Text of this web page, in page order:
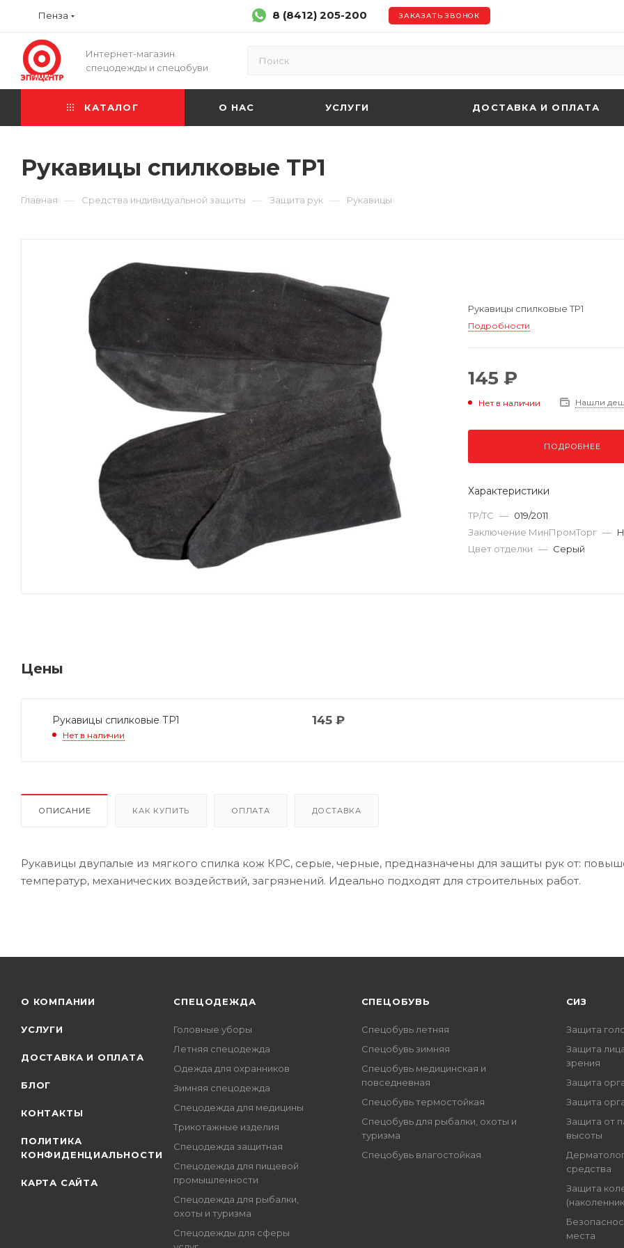
Пенза 8 (8412) 205-200 ЗАКАЗАТЬ ЗВОНОК
Интернет-магазин
спецодежды и спецобуви
КАТАЛОГ О НАС УСЛУГИ ДОСТАВКА И ОПЛАТА
Рукавицы спилковые ТР1
Главная — Средства индивидуальной защиты — Защита рук — Рукавицы
Рукавицы спилковые ТР1
Подробности
145 ₽
Нет в наличии Нашли
ПОДРОБНЕЕ
Характеристики
ТР/ТС — 019/2011
Заключение МинПромТорг —
Цвет отделки — Серый
Цены
Рукавицы спилковые ТР1
Нет в наличии
145₽
ОПИСАНИЕ КАК КУПИТЬ ОПЛАТА ДОСТАВКА
Рукавицы двупалые из мягкого спилка кож КРС, серые, черные, предназначены для защиты рук от:
температур, механических воздействий, загрязнений. Идеально подходят для строительных работ.
О КОМПАНИИ
УСЛУГИ
ДОСТАВКА И ОПЛАТА
БЛОГ
КОНТАКТЫ
ПОЛИТИКА
КОНФИДЕНЦИАЛЬНОСТИ
КАРТА САЙТА
СПЕЦОДЕЖДА
Головные уборы
Летняя спецодежда
Одежда для охранников
Зимняя спецодежда
Спецодежда для медицины
Трикотажные изделия
Спецодежда защитная
Спецодежда для пищевой
промышленности
Спецодежда для рыбалки,
охоты и туризма
Спецодежды для сферы
CПЕЦОБУВЬ
Спецобувь летняя
Спецобувь зимняя
Спецобувь медицинская и
повседневная
Спецобувь термостойкая
Спецобувь для рыбалки, охоты и
туризма
Спецобувь влагостойкая
СИЗ
Защита
Защита
зрения
Защита
Защита
Защита от
высоты
средства
Защита
места